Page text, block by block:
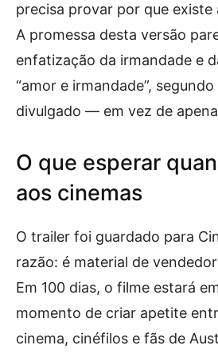
precisa provar por que existe
A promessa desta versão
enfatização da irmandade e
“amor e irmandade”,
divulgado — em vez de
O que esperar
aos cinemas
O trailer foi guardado para
razão: é material de
Em 100 dias, o filme estará
momento de criar apetite
cinema, cinéfilos e fãs de